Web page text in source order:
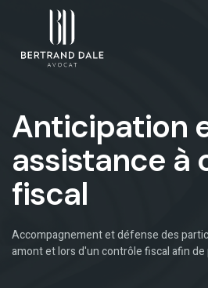
Anticipation
assistance à
fiscal
Accompagnement et défense des
amont et lors d'un contrôle fiscal afin